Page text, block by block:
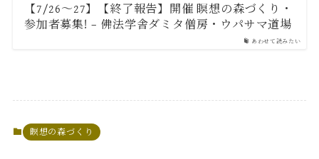
あわせて読みたい
【7/26～27】【終了報告】開催 瞑想の森づくり・
参加者募集! – 佛法学舎ダミタ僧房・ウパサマ道場
瞑想の森づくり